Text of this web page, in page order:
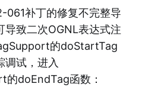
补丁的修复不完整导
导致二次OGNL表达式注
的doStartTag
调试，进入
doEndTag函数：